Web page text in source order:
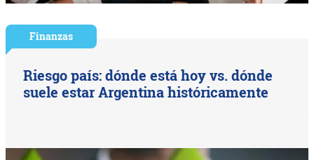
Finanzas
Riesgo país: dónde está hoy vs. dónde
suele estar Argentina históricamente